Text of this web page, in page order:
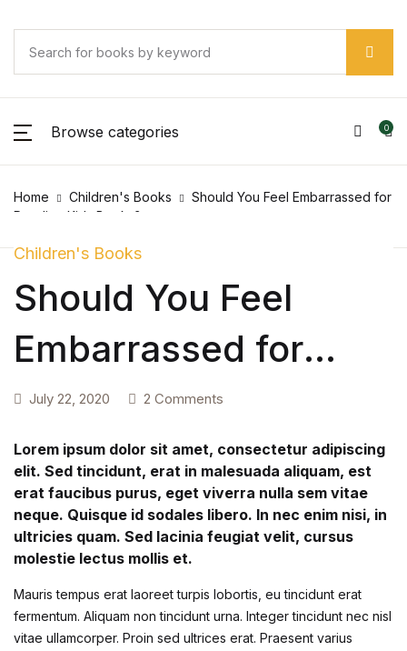
Browse categories 0
Home Children's Books
Should You Feel Embarrassed for
Reading Kids Books?
Children's Books
Should You Feel
Embarrassed for
Reading Kids Books?
July 22, 2020 2 Comments
Lorem ipsum dolor sit amet, consectetur adipiscing
elit. Sed tincidunt, erat in malesuada aliquam, est
erat faucibus purus, eget viverra nulla sem vitae
neque. Quisque id sodales libero. In nec enim nisi, in
ultricies quam. Sed lacinia feugiat velit, cursus
molestie lectus mollis et.
Mauris tempus erat laoreet turpis lobortis, eu tincidunt erat
fermentum. Aliquam non tincidunt urna. Integer tincidunt nec nisl
vitae ullamcorper. Proin sed ultrices erat. Praesent varius